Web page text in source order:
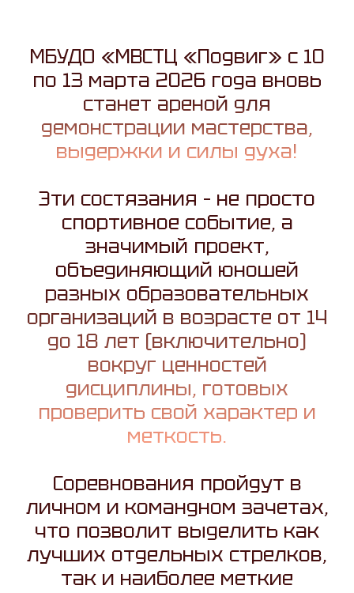
МБУДО «МВСТЦ «Подвиг» с 10
по 13 марта 2026 года вновь
станет ареной для
демонстрации мастерства,
выдержки и силы духа!
Эти состязания – не просто
спортивное событие, а
значимый проект,
объединяющий юношей
разных образовательных
организаций в возрасте от 14
до 18 лет (включительно)
вокруг ценностей
дисциплины, готовых
проверить свой характер и
меткость.
Соревнования пройдут в
личном и командном зачетах,
что позволит выделить как
лучших отдельных стрелков,
так и наиболее меткие